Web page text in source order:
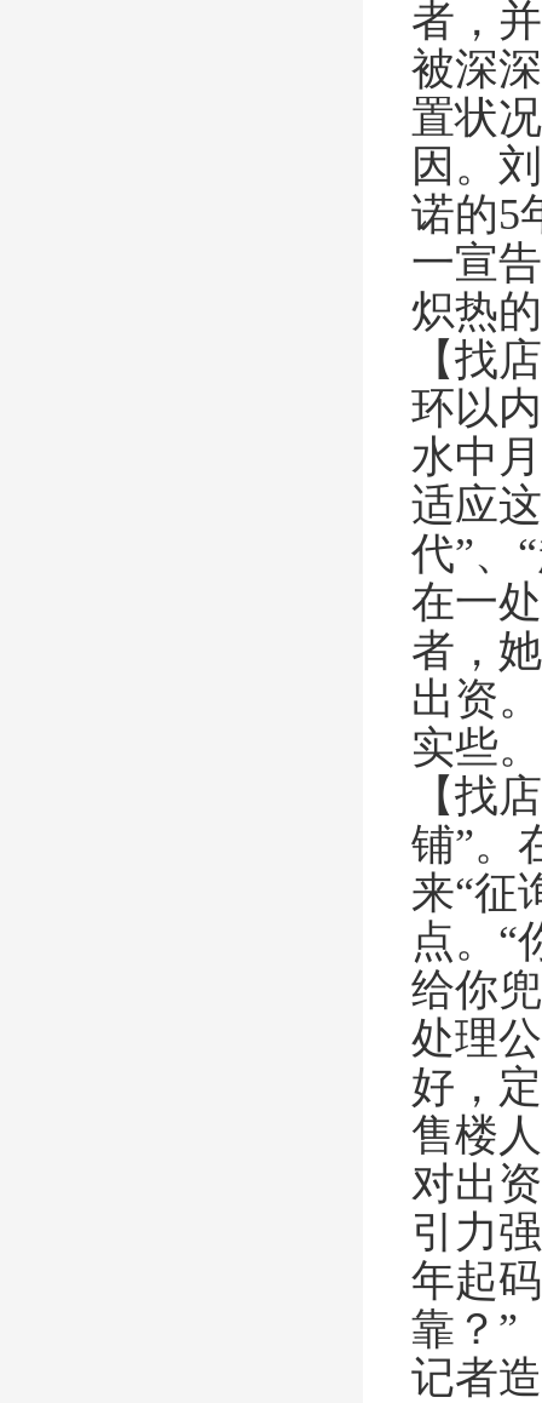
者，
被深
置状
因。
诺的5
一宣
炽热
【找
环以
水中
适应
代”、
在一
者，
出资
实些
【找
铺”。
来“征
点。“
给你
处理
好，
售楼
对出
引力
年起
靠？”
记者